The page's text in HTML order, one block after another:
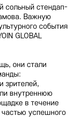
сольный стендап-
Важную
события
GLOBAL
они стали
зрителей,
внутреннюю
в течение
успешного